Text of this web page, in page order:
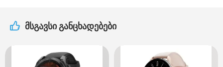
მსგავსი განცხადებები